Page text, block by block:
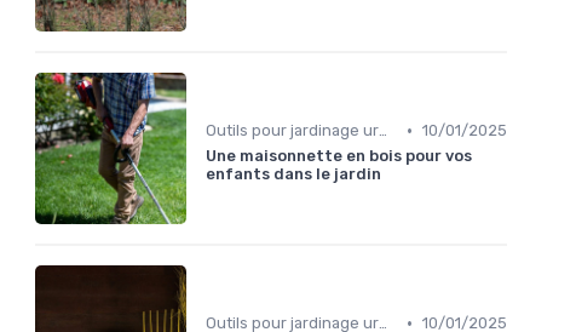
Outils pour jardinage urbain • 10/01/2025
Une maisonnette en bois pour vos
enfants dans le jardin
Outils pour jardinage urbain • 10/01/2025